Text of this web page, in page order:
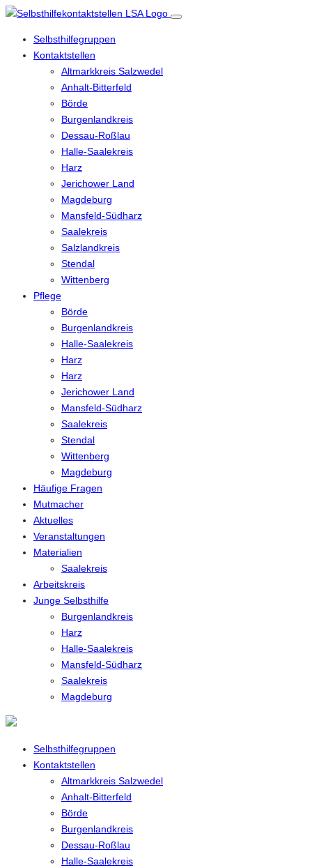
Selbsthilfegruppen
Kontaktstellen
Altmarkkreis Salzwedel
Anhalt-Bitterfeld
Börde
Burgenlandkreis
Dessau-Roßlau
Halle-Saalekreis
Harz
Jerichower Land
Magdeburg
Mansfeld-Südharz
Saalekreis
Salzlandkreis
Stendal
Wittenberg
Pflege
Börde
Burgenlandkreis
Halle-Saalekreis
Harz
Harz
Jerichower Land
Mansfeld-Südharz
Saalekreis
Stendal
Wittenberg
Magdeburg
Häufige Fragen
Mutmacher
Aktuelles
Veranstaltungen
Materialien
Saalekreis
Arbeitskreis
Junge Selbsthilfe
Burgenlandkreis
Harz
Halle-Saalekreis
Mansfeld-Südharz
Saalekreis
Magdeburg
Selbsthilfegruppen
Kontaktstellen
Altmarkkreis Salzwedel
Anhalt-Bitterfeld
Börde
Burgenlandkreis
Dessau-Roßlau
Halle-Saalekreis